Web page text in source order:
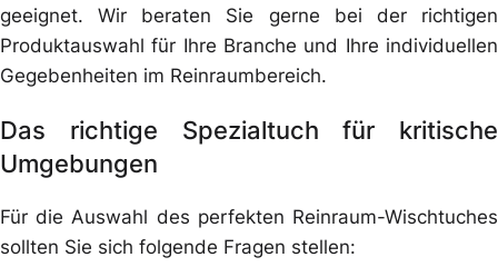
geeignet. Wir beraten Sie gerne bei der richtigen
Produktauswahl für Ihre Branche und Ihre individuellen
Gegebenheiten im Reinraumbereich.
Das richtige Spezialtuch für kritische
Umgebungen
Für die Auswahl des perfekten Reinraum-Wischtuches
sollten Sie sich folgende Fragen stellen: